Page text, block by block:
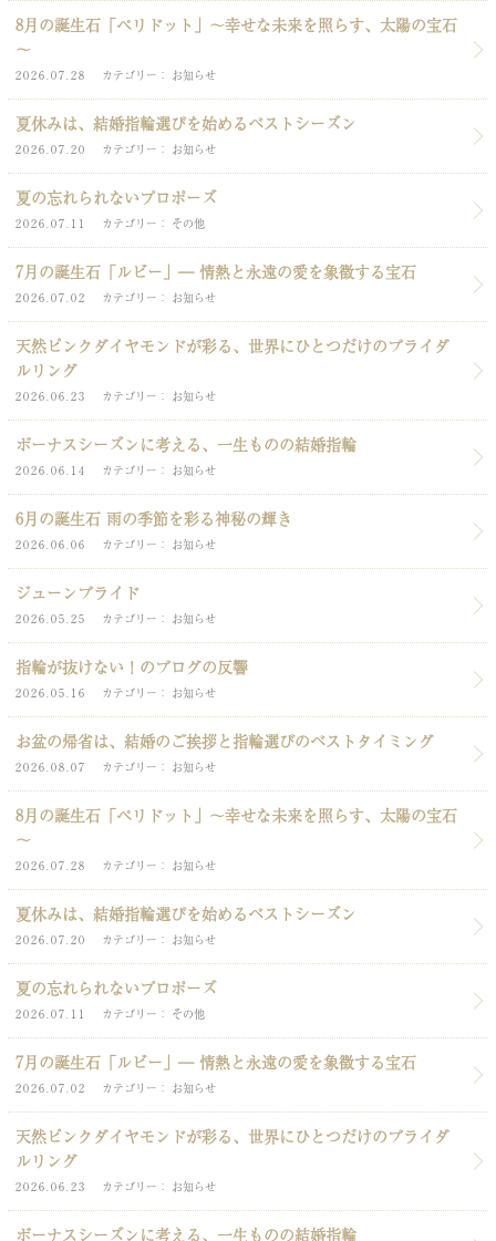
8月の誕生石「ペリドット」～幸せな未来を照らす、太陽の宝石
～
2026.07.28 カテゴリー お知らせ
夏休みは、結婚指輪選びを始めるベストシーズン
2026.07.20 カテゴリー お知らせ
夏の忘れられないプロポーズ
2026.07.11 カテゴリー その他
7月の誕生石「ルビー」― 情熱と永遠の愛を象徴する宝石
2026.07.02 カテゴリー お知らせ
天然ピンクダイヤモンドが彩る、世界にひとつだけのブライダ
ルリング
2026.06.23 カテゴリー お知らせ
ボーナスシーズンに考える、一生ものの結婚指輪
2026.06.14 カテゴリー お知らせ
6月の誕生石 雨の季節を彩る神秘の輝き
2026.06.06 カテゴリー お知らせ
ジューンブライド
2026.05.25 カテゴリー お知らせ
指輪が抜けない！のブログの反響
2026.05.16 カテゴリー お知らせ
お盆の帰省は、結婚のご挨拶と指輪選びのベストタイミング
2026.08.07 カテゴリー お知らせ
8月の誕生石「ペリドット」～幸せな未来を照らす、太陽の宝石
～
2026.07.28 カテゴリー お知らせ
夏休みは、結婚指輪選びを始めるベストシーズン
2026.07.20 カテゴリー お知らせ
夏の忘れられないプロポーズ
2026.07.11 カテゴリー その他
7月の誕生石「ルビー」― 情熱と永遠の愛を象徴する宝石
2026.07.02 カテゴリー お知らせ
天然ピンクダイヤモンドが彩る、世界にひとつだけのブライダ
ルリング
2026.06.23 カテゴリー お知らせ
ボーナスシーズンに考える、一生ものの結婚指輪